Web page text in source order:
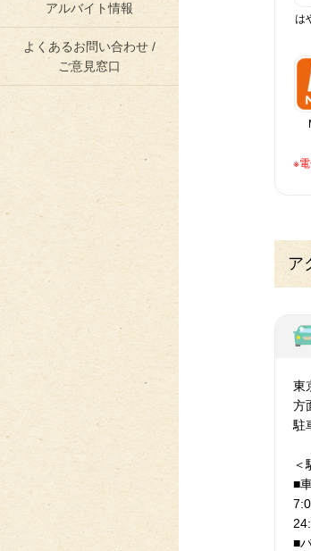
アルバイト情報
よくあるお問い合わせ /
ご意見窓口
は
※
ア
東
方
駐
＜
■
■